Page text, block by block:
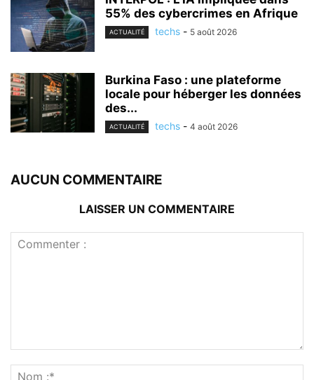
55% des cybercrimes en Afrique
ACTUALITÉ techs - 5 août 2026
Burkina Faso : une plateforme
locale pour héberger les données
des...
ACTUALITÉ techs - 4 août 2026
AUCUN COMMENTAIRE
LAISSER UN COMMENTAIRE